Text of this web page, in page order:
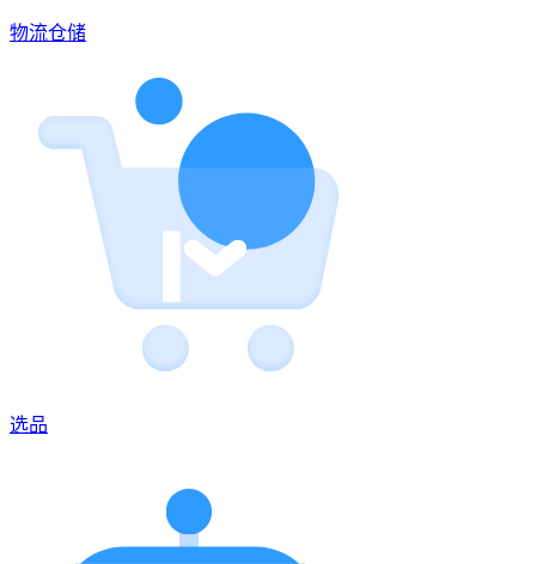
物流仓储
选品